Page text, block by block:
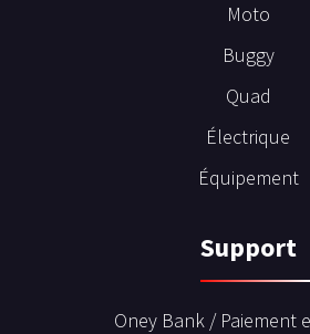
Moto
Buggy
Quad
Électrique
Équipement
Support
Oney Bank / Paiement